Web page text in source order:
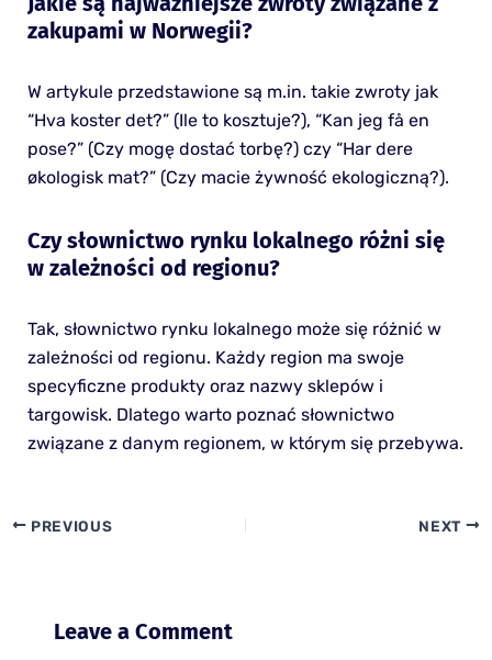
zakupami w Norwegii?
W artykule przedstawione są m.in. takie zwroty jak
“Hva koster det?” (Ile to kosztuje?), “Kan jeg få en
pose?” (Czy mogę dostać torbę?) czy “Har dere
økologisk mat?” (Czy macie żywność ekologiczną?).
Czy słownictwo rynku lokalnego różni się
w zależności od regionu?
Tak, słownictwo rynku lokalnego może się różnić w
zależności od regionu. Każdy region ma swoje
specyficzne produkty oraz nazwy sklepów i
targowisk. Dlatego warto poznać słownictwo
związane z danym regionem, w którym się przebywa.
PREVIOUS NEXT
Leave a Comment